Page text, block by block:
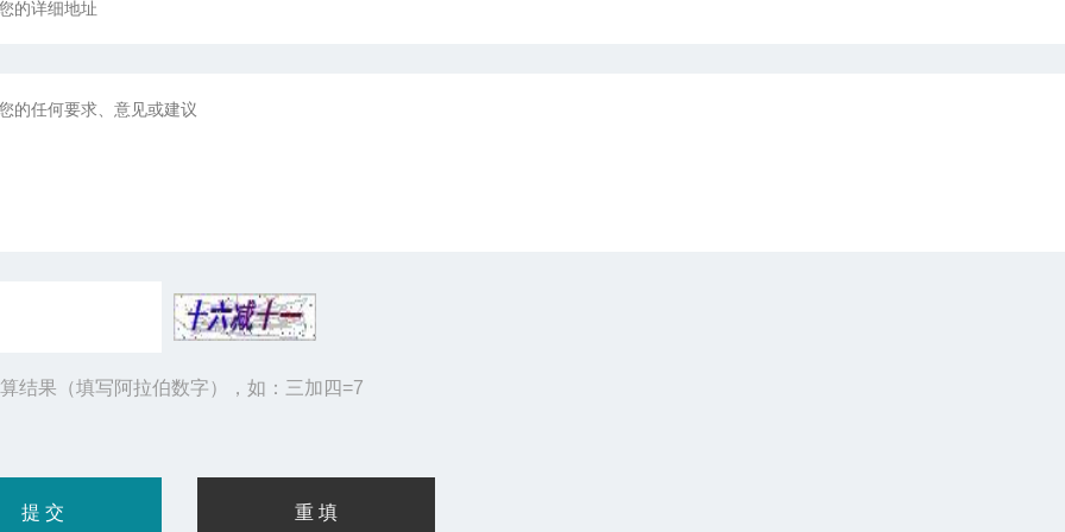
结果（填写阿拉伯数字），如：三加四=7